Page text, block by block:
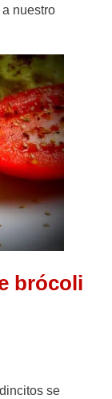
a nuestro
brócoli
se